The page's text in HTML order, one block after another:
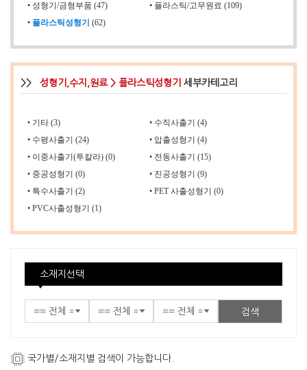
• 성형기/금형부품 (47) • 플라스틱/고무원료 (109)
• 플라스틱성형기 (62)
>> 성형기,수지,원료 > 플라스틱성형기 세부카테고리
• 기타 (3) • 수직사출기 (4)
• 수평사출기 (24) • 압출성형기 (4)
• 이중사출기(투칼라) (0) • 전동사출기 (15)
• 중공성형기 (0) • 진공성형기 (9)
• 특수사출기 (2) • PET 사출성형기 (0)
• PVC사출성형기 (1)
소재지선택
검색
국가별/소재지별 검색이 가능합니다.